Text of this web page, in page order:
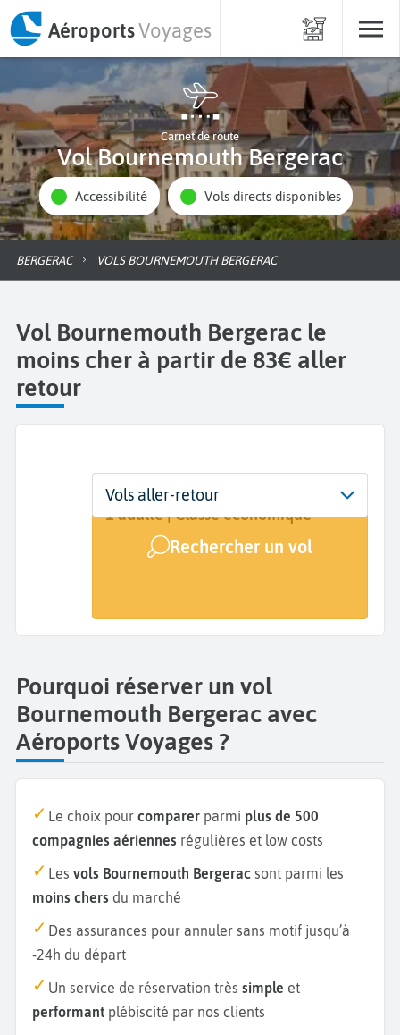
AéroportsVoyages
Carnet de route
Vol Bournemouth Bergerac
Accessibilité Vols directs disponibles
BERGERAC VOLS BOURNEMOUTH BERGERAC
Vol Bournemouth Bergerac le
moins cher à partir de 83€ aller
retour
Départ
Bornemouth (BOH)
Dates
Dates de votre voyage
Voyageurs | Classe
1 adulte | Classe économique
Rechercher un vol
Vols aller-retour
Pourquoi réserver un vol
Bournemouth Bergerac avec
Aéroports Voyages ?
Le choix pour comparer parmi plus de 500
compagnies aériennes régulières et low costs
Les vols Bournemouth Bergerac sont parmi les
moins chers du marché
Des assurances pour annuler sans motif jusqu’à
-24h du départ
Un service de réservation très simple et
performant plébiscité par nos clients